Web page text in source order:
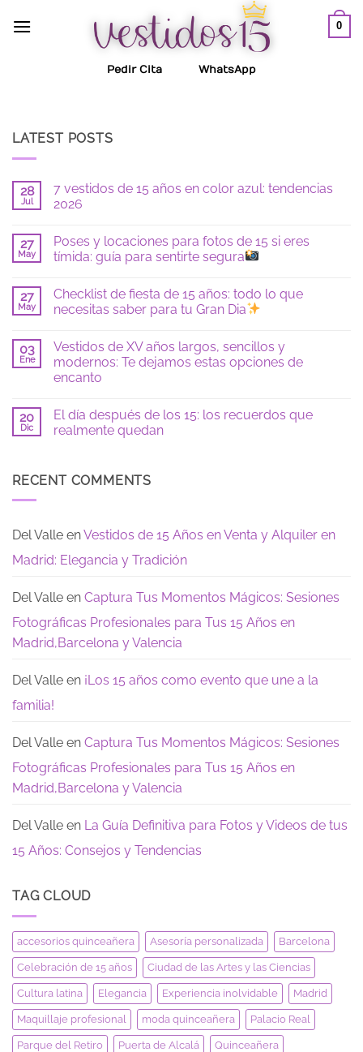
0
Pedir Cita WhatsApp
LATEST POSTS
28
Jul
7 vestidos de 15 años en color azul: tendencias
2026
comentarios
en
7
15
en
tendencias
27
May
Poses y locaciones para fotos de 15 si eres
tímida: guía para sentirte segura
comentarios
Poses
para
de
15
tímida:
guía
para
27
May
Checklist de fiesta de 15 años: todo lo que
necesitas saber para tu Gran Dia
comentarios
Checklist
de
15
años:
todo
saber
para
03
Ene
Vestidos de XV años largos, sencillos y
modernos: Te dejamos estas opciones de
encanto
comentarios
Vestidos
largos,
sencillos
dejamos
estas
de
20
Dic
El día después de los 15: los recuerdos que
realmente quedan
en
El
los
15:
recuerdos
quedan
RECENT COMMENTS
Del Valle enVestidos de 15 Años en Venta y Alquiler en
Madrid: Elegancia y Tradición
Del Valle en Captura Tus Momentos Mágicos: Sesiones
Fotográficas Profesionales para Tus 15 Años en
Madrid,Barcelona y Valencia
Del Valle en ¡Los 15 años como evento que une a la
familia!
Del Valle en Captura Tus Momentos Mágicos: Sesiones
Fotográficas Profesionales para Tus 15 Años en
Madrid,Barcelona y Valencia
Del Valle en La Guía Definitiva para Fotos y Videos de tus
15 Años: Consejos y Tendencias
TAG CLOUD
accesorios quinceañera Asesoría personalizada Barcelona
Celebración de 15 años Ciudad de las Artes y las Ciencias
Cultura latina Elegancia Experiencia inolvidable Madrid
Maquillaje profesional moda quinceañera Palacio Real
Parque del Retiro Puerta de Alcalá Quinceañera